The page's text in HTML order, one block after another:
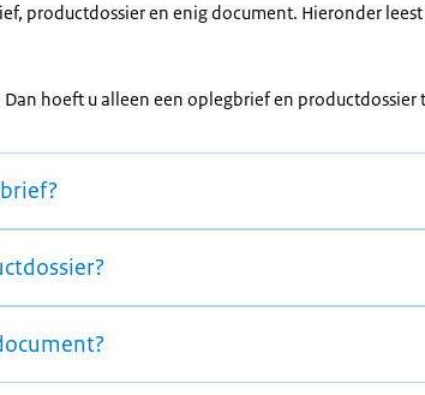
productdossier en enig document. Hieronder
Dan hoeft u alleen een oplegbrief en productdossier